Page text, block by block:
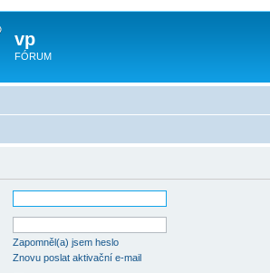
vp
FÓRUM
Zapomněl(a) jsem heslo
Znovu poslat aktivační e-mail